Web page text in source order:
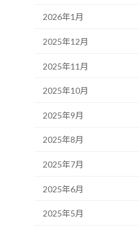
2026年1月
2025年12月
2025年11月
2025年10月
2025年9月
2025年8月
2025年7月
2025年6月
2025年5月